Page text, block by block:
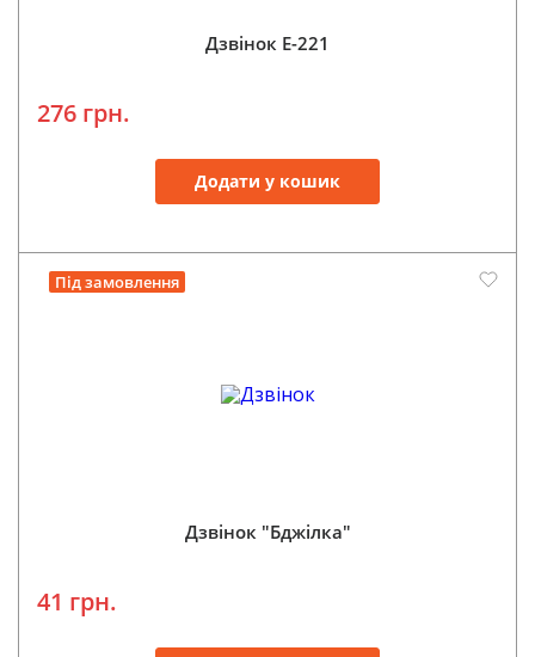
Дзвінок E-221
276 грн.
Додати у кошик
Під замовлення
Дзвінок "Бджілка"
41 грн.